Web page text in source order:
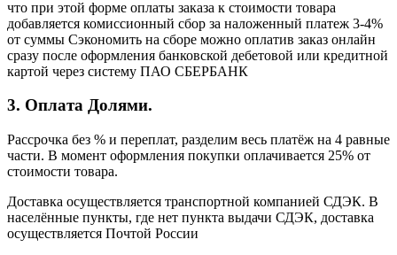
что при этой форме оплаты заказа к стоимости товара
добавляется комиссионный сбор за наложенный платеж 3-4%
от суммы Сэкономить на сборе можно оплатив заказ онлайн
сразу после оформления банковской дебетовой или кредитной
картой через систему ПАО СБЕРБАНК
3. Оплата Долями.
Рассрочка без % и переплат, разделим весь платёж на 4 равные
части. В момент оформления покупки оплачивается 25% от
стоимости товара.
Доставка осуществляется транспортной компанией СДЭК. В
населённые пункты, где нет пункта выдачи СДЭК, доставка
осуществляется Почтой России